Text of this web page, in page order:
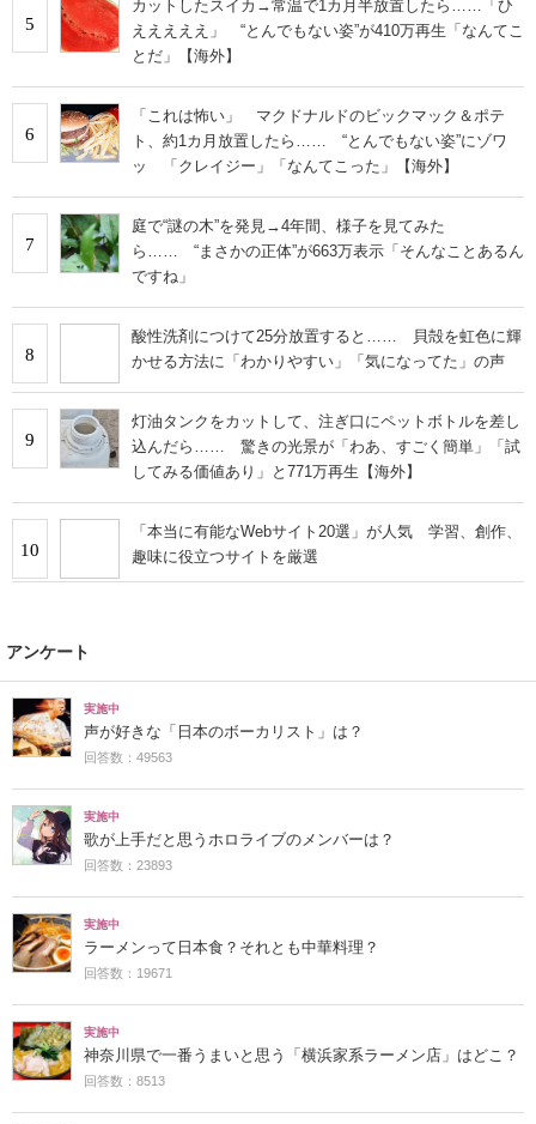
5
カットしたスイカ→常温で1カ月半放置したら……「ひ
えええええ」 “とんでもない姿”が410万再生「なんてこ
とだ」【海外】
6
「これは怖い」 マクドナルドのビックマック＆ポテ
ト、約1カ月放置したら…… “とんでもない姿”にゾワ
ッ 「クレイジー」「なんてこった」【海外】
7
庭で“謎の木”を発見→4年間、様子を見てみた
ら…… “まさかの正体”が663万表示「そんなことあるん
ですね」
8
酸性洗剤につけて25分放置すると…… 貝殻を虹色に輝
かせる方法に「わかりやすい」「気になってた」の声
9
灯油タンクをカットして、注ぎ口にペットボトルを差し
込んだら…… 驚きの光景が「わあ、すごく簡単」「試
してみる価値あり」と771万再生【海外】
10
「本当に有能なWebサイト20選」が人気 学習、創作、
趣味に役立つサイトを厳選
アンケート
実施中
声が好きな「日本のボーカリスト」は？
回答数：49563
実施中
歌が上手だと思うホロライブのメンバーは？
回答数：23893
実施中
ラーメンって日本食？それとも中華料理？
回答数：19671
実施中
神奈川県で一番うまいと思う「横浜家系ラーメン店」はどこ？
回答数：8513